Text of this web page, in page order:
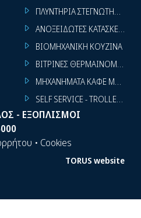
ΠΛΥΝΤΗΡΙΑ ΣΤΕΓΝΩΤΗΡΙΑ
ΑΝΟΞΕΙΔΩΤΕΣ ΚΑΤΑΣΚΕΥΕΣ
ΒΙΟΜΗΧΑΝΙΚΗ ΚΟΥΖΙΝΑ
ΒΙΤΡΙΝΕΣ ΘΕΡΜΑΙΝΟΜΕΝΕΣ
ΜΗΧΑΝΗΜΑΤΑ ΚΑΦΕ ΜΠΑΡ
SELF SERVICE - TROLLEY -
- ΕΞΟΠΛΙΣΜΟΙ
• Cookies
TORUS website